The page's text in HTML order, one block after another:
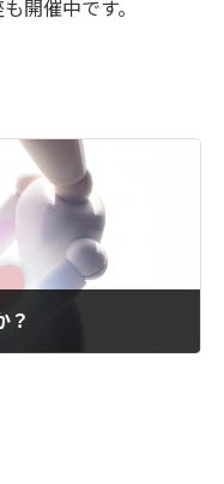
開催中です。
？